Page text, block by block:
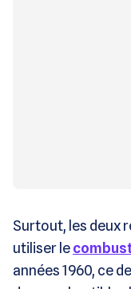
Surtout, les deux
utiliser le
années 1960, ce